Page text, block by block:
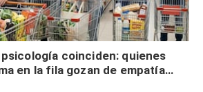
coinciden: quienes
en la fila gozan de empatía
y no solo tienen autocontrol